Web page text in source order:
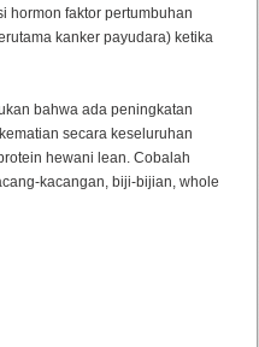
hormon faktor pertumbuhan
kanker payudara) ketika
bahwa ada peningkatan
secara keseluruhan
hewani lean. Cobalah
kacangan, biji-bijian, whole